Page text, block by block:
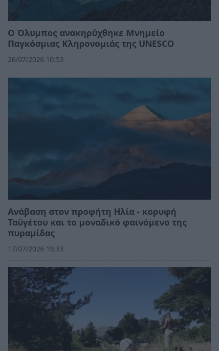
Ο Όλυμπος ανακηρύχθηκε Μνημείο
Παγκόσμιας Κληρονομιάς της UNESCO
26/07/2026 10:53
Ανάβαση στον προφήτη Ηλία - κορυφή
Ταϋγέτου και το μοναδικό φαινόμενο της
πυραμίδας
17/07/2026 19:33